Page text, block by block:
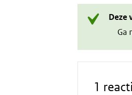
Deze
Ga
1